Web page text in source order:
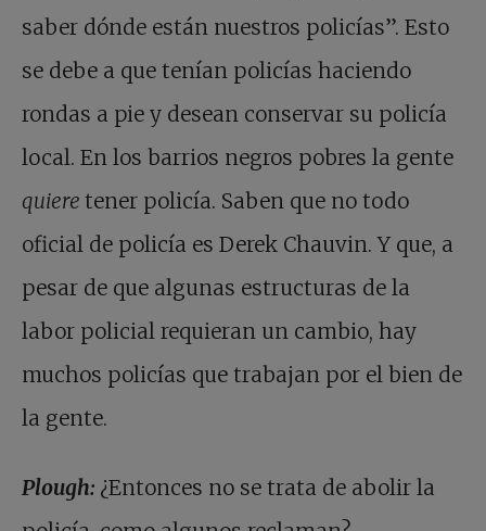
saber dónde están nuestros policías”. Esto
se debe a que tenían policías haciendo
rondas a pie y desean conservar su policía
local. En los barrios negros pobres la gente
quiere tener policía. Saben que no todo
oficial de policía es Derek Chauvin. Y que, a
pesar de que algunas estructuras de la
labor policial requieran un cambio, hay
muchos policías que trabajan por el bien de
la gente.
Plough: ¿Entonces no se trata de abolir la